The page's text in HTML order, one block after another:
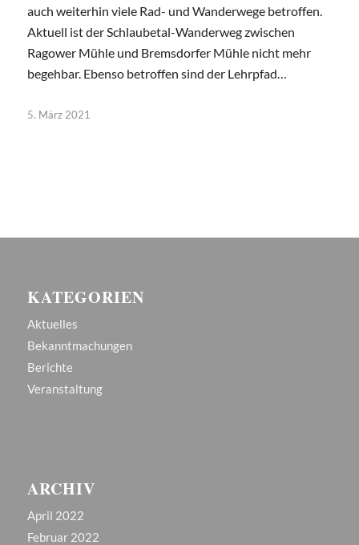
auch weiterhin viele Rad- und Wanderwege betroffen.
Aktuell ist der Schlaubetal-Wanderweg zwischen
Ragower Mühle und Bremsdorfer Mühle nicht mehr
begehbar. Ebenso betroffen sind der Lehrpfad…
5. März 2021
KATEGORIEN
Aktuelles
Bekanntmachungen
Berichte
Veranstaltung
ARCHIV
April 2022
Februar 2022